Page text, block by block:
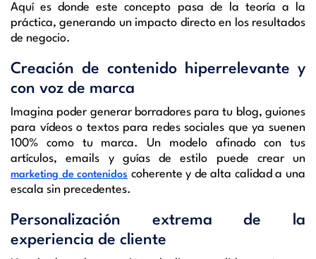
Aquí es donde este concepto pasa de la teoría a la
práctica, generando un impacto directo en los resultados
de negocio.
Creación de contenido hiperrelevante y
con voz de marca
Imagina poder generar borradores para tu blog, guiones
para vídeos o textos para redes sociales que ya suenen
100% como tu marca. Un modelo afinado con tus
artículos, emails y guías de estilo puede crear un
marketing de contenidos coherente y de alta calidad a una
escala sin precedentes.
Personalización extrema de la
experiencia de cliente